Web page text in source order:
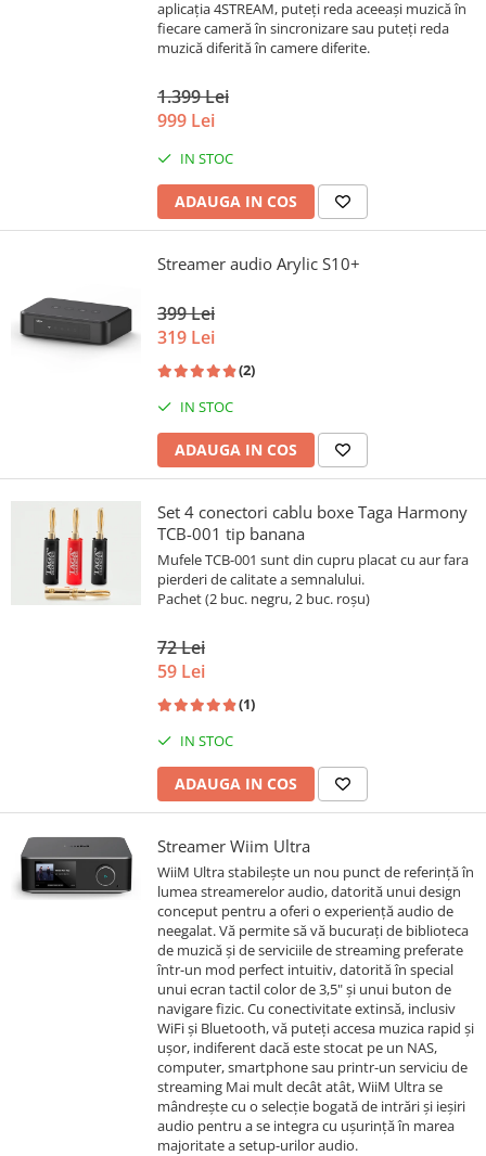
aplicația 4STREAM, puteți reda aceeași muzică în
fiecare cameră în sincronizare sau puteți reda
muzică diferită în camere diferite.
1.399 Lei
999 Lei
IN STOC
ADAUGA IN COS
Streamer audio Arylic S10+
399 Lei
319 Lei
(2)
IN STOC
ADAUGA IN COS
Set 4 conectori cablu boxe Taga Harmony
TCB-001 tip banana
Mufele TCB-001 sunt din cupru placat cu aur fara
pierderi de calitate a semnalului.
Pachet (2 buc. negru, 2 buc. roșu)
72 Lei
59 Lei
(1)
IN STOC
ADAUGA IN COS
Streamer Wiim Ultra
WiiM Ultra stabilește un nou punct de referință în
lumea streamerelor audio, datorită unui design
conceput pentru a oferi o experiență audio de
neegalat. Vă permite să vă bucurați de biblioteca
de muzică și de serviciile de streaming preferate
într-un mod perfect intuitiv, datorită în special
unui ecran tactil color de 3,5" și unui buton de
navigare fizic. Cu conectivitate extinsă, inclusiv
WiFi și Bluetooth, vă puteți accesa muzica rapid și
ușor, indiferent dacă este stocat pe un NAS,
computer, smartphone sau printr-un serviciu de
streaming Mai mult decât atât, WiiM Ultra se
mândrește cu o selecție bogată de intrări și ieșiri
audio pentru a se integra cu ușurință în marea
majoritate a setup-urilor audio.